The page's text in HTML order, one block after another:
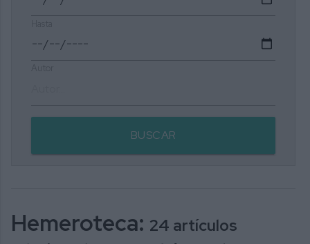
BUSCAR
Hemeroteca: 24 artículos